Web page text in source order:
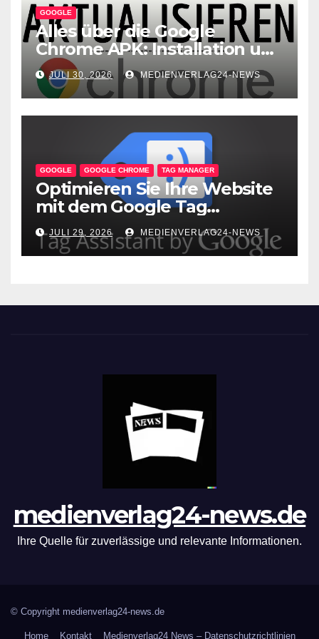
GOOGLE
Alles über die Google
Chrome APK: Installation und
Vorteile
JULI 30, 2026 MEDIENVERLAG24-NEWS
GOOGLE GOOGLE CHROME TAG MANAGER
Optimieren Sie Ihre Website
mit dem Google Tag
Assistant: Fehlerfreie Tag-
Implementierung leicht
gemacht!
JULI 29, 2026 MEDIENVERLAG24-NEWS
medienverlag24-news.de
Ihre Quelle für zuverlässige und relevante Informationen.
© Copyright medienverlag24-news.de
Home Kontakt Medienverlag24 News – Datenschutzrichtlinien